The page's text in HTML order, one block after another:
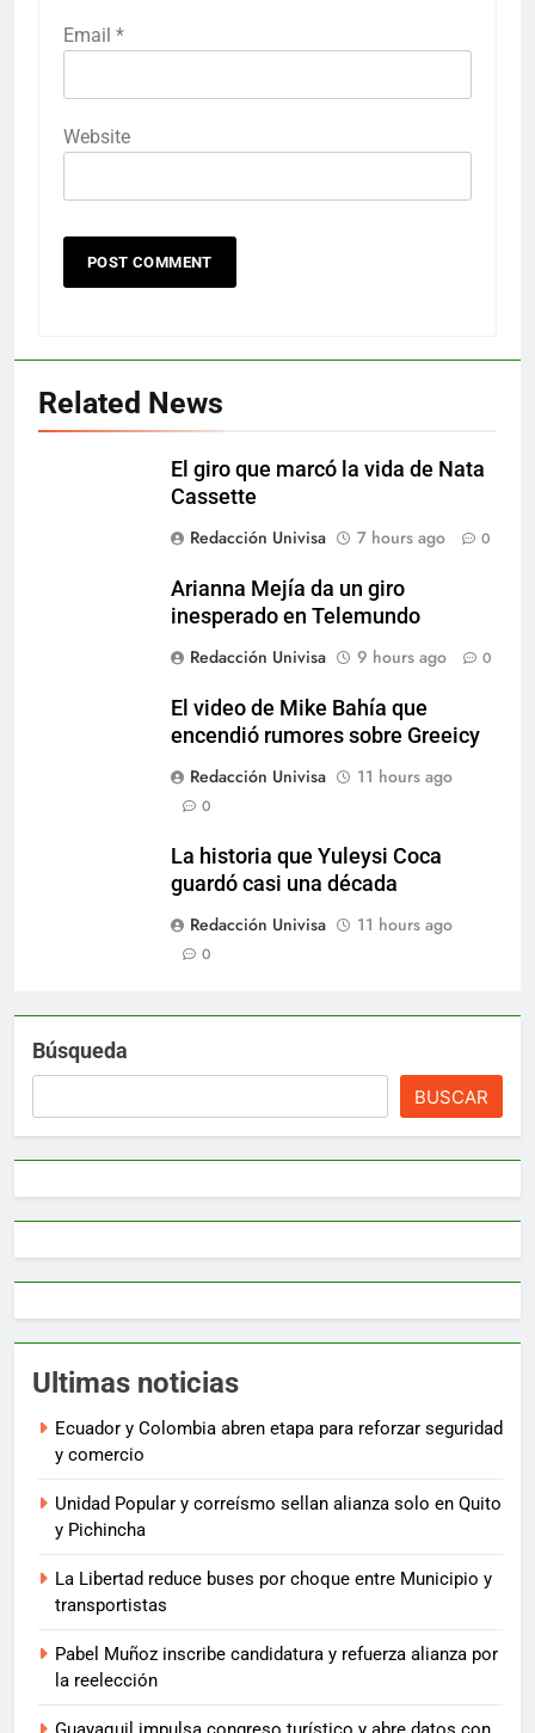
Email *
Website
Related News
El giro que marcó la vida de Nata
Cassette
Redacción Univisa
7 hours ago 0
Arianna Mejía da un giro
inesperado en Telemundo
Redacción Univisa
9 hours ago 0
El video de Mike Bahía que
encendió rumores sobre Greeicy
Redacción Univisa
11 hours ago
0
La historia que Yuleysi Coca
guardó casi una década
Redacción Univisa
11 hours ago
0
Búsqueda
BUSCAR
Ultimas noticias
Ecuador y Colombia abren etapa para reforzar seguridad
y comercio
Unidad Popular y correísmo sellan alianza solo en Quito
y Pichincha
La Libertad reduce buses por choque entre Municipio y
transportistas
Pabel Muñoz inscribe candidatura y refuerza alianza por
la reelección